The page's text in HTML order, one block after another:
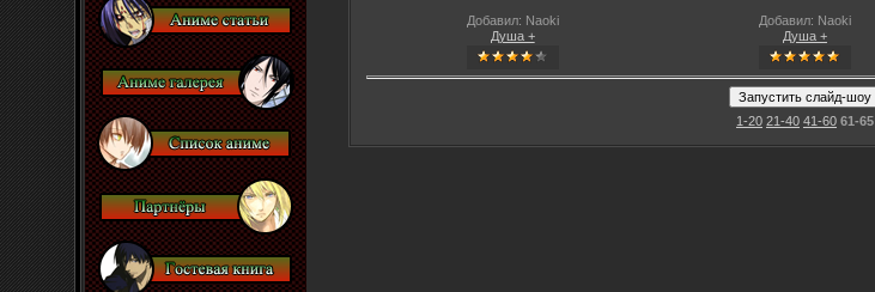
Добавил: Naoki
Душа +
Добавил: Naoki
Душа +
1-20 21-40 41-60 61-65